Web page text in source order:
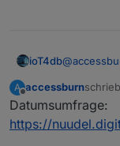
Hab
ioT4db@
A
Offline
accessburn
zuletzt
Datumsumfrage:
https://